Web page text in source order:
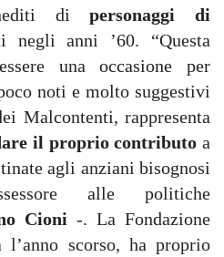
dipersonaggi di
negli anni ’60. “Questa
una occasione per
noti e molto suggestivi
Malcontenti, rappresenta
il proprio contributoa
agli anziani bisognosi
alle politiche
Cioni -. La Fondazione
scorso, ha proprio